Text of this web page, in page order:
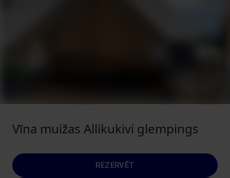
Vīna muižas Allikukivi glempings
REZERVĒT